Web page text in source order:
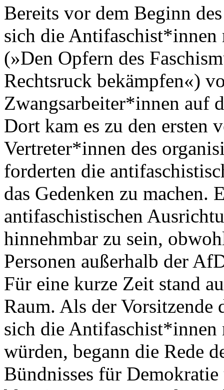
Bereits vor dem Beginn
sich die Antifaschist*innen
(»Den Opfern des
Rechtsruck bekämpfen«)
Zwangsarbeiter*innen auf
Dort kam es zu den ersten
Vertreter*innen des
forderten die
das Gedenken zu machen.
antifaschistischen
hinnehmbar zu sein,
Personen außerhalb der
Für eine kurze Zeit stand
Raum. Als der Vorsitzende
sich die Antifaschist*innen
würden, begann die Rede
Bündnisses für